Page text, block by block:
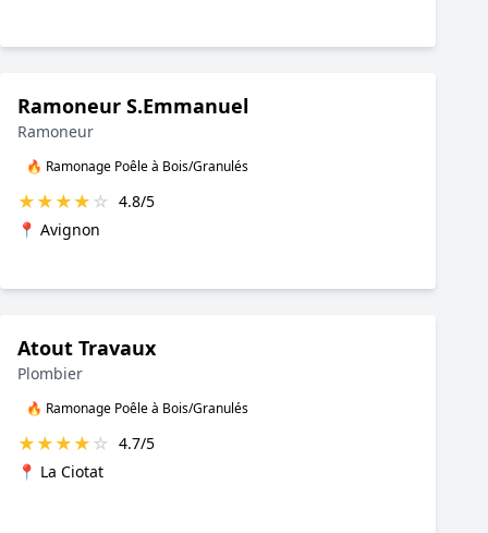
Ramoneur S.Emmanuel
Ramoneur
🔥 Ramonage Poêle à Bois/Granulés
★★★★☆ 4.8/5
📍 Avignon
Atout Travaux
Plombier
🔥 Ramonage Poêle à Bois/Granulés
★★★★☆ 4.7/5
📍 La Ciotat